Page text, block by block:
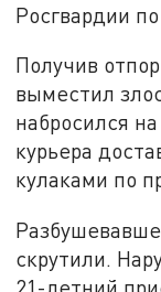
Росгвардии
Получив
выместил
набросился
курьера
кулаками по
скрутили.